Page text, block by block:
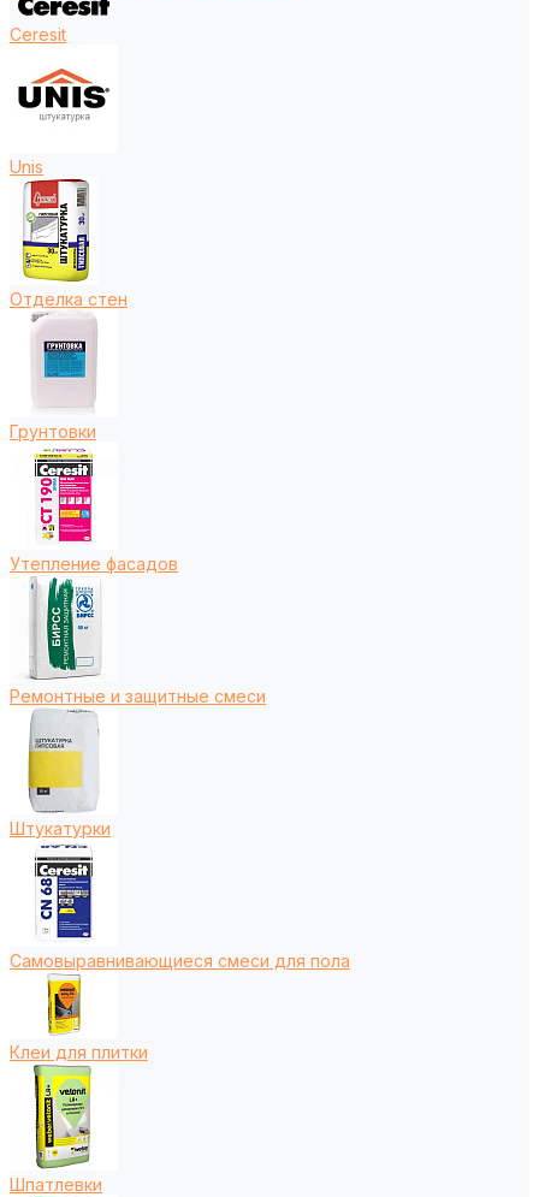
Ceresit
Unis
Отделка стен
Грунтовки
Утепление фасадов
Ремонтные и защитные смеси
Штукатурки
Самовыравнивающиеся смеси для пола
Клеи для плитки
Шпатлевки